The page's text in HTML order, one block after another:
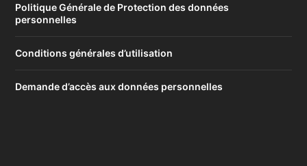
Politique Générale de Protection des données
personnelles
Conditions générales d’utilisation
Demande d’accès aux données personnelles